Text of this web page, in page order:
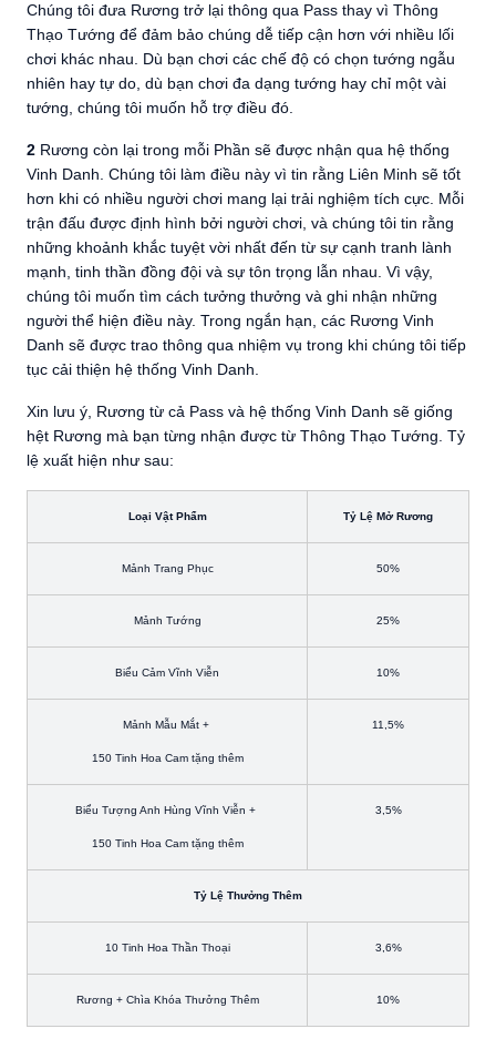
Chúng tôi đưa Rương trở lại thông qua Pass thay vì Thông
Thạo Tướng để đảm bảo chúng dễ tiếp cận hơn với nhiều lối
chơi khác nhau. Dù bạn chơi các chế độ có chọn tướng ngẫu
nhiên hay tự do, dù bạn chơi đa dạng tướng hay chỉ một vài
tướng, chúng tôi muốn hỗ trợ điều đó.
2 Rương còn lại trong mỗi Phần sẽ được nhận qua hệ thống
Vinh Danh. Chúng tôi làm điều này vì tin rằng Liên Minh sẽ tốt
hơn khi có nhiều người chơi mang lại trải nghiệm tích cực. Mỗi
trận đấu được định hình bởi người chơi, và chúng tôi tin rằng
những khoảnh khắc tuyệt vời nhất đến từ sự cạnh tranh lành
mạnh, tinh thần đồng đội và sự tôn trọng lẫn nhau. Vì vậy,
chúng tôi muốn tìm cách tưởng thưởng và ghi nhận những
người thể hiện điều này. Trong ngắn hạn, các Rương Vinh
Danh sẽ được trao thông qua nhiệm vụ trong khi chúng tôi tiếp
tục cải thiện hệ thống Vinh Danh.
Xin lưu ý, Rương từ cả Pass và hệ thống Vinh Danh sẽ giống
hệt Rương mà bạn từng nhận được từ Thông Thạo Tướng. Tỷ
lệ xuất hiện như sau:
Loại Vật Phẩm Tỷ Lệ Mở Rương
Mảnh Trang Phục 50%
Mảnh Tướng 25%
Biểu Cảm Vĩnh Viễn 10%
Mảnh Mẫu Mắt +
150 Tinh Hoa Cam tặng thêm
11,5%
Biểu Tượng Anh Hùng Vĩnh Viễn +
150 Tinh Hoa Cam tặng thêm
3,5%
Tỷ Lệ Thưởng Thêm
10 Tinh Hoa Thần Thoại 3,6%
Rương + Chìa Khóa Thưởng Thêm 10%